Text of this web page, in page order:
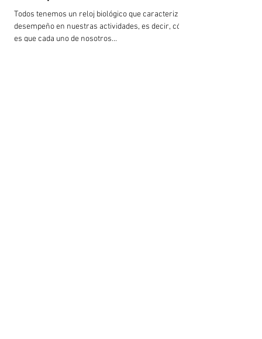
Todos tenemos un reloj biológico que caracteriza el
desempeño en nuestras actividades, es decir, cómo
es que cada uno de nosotros...